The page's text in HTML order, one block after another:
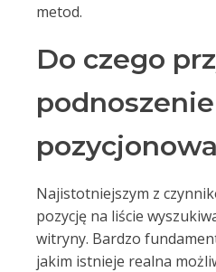
metod.
Do czego
Najistotniejszym z
pozycję na liście
witryny. Bardzo
jakim istnieje realna